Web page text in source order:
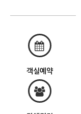
객실예약